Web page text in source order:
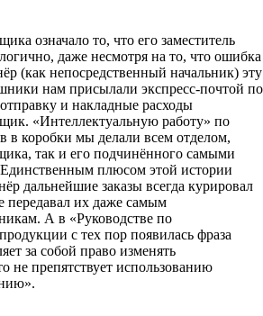
означало то, что его заместитель
даже несмотря на то, что ошибка
(как непосредственный начальник) эту
нам присылали экспресс-почтой по
и накладные расходы
«Интеллектуальную работу» по
в коробки мы делали всем отделом,
так и его подчинённого самыми
плюсом этой истории
дальнейшие заказы всегда курировал
передавал их даже самым
А в «Руководстве по
с тех пор появилась фраза
за собой право изменять
не препятствует использованию